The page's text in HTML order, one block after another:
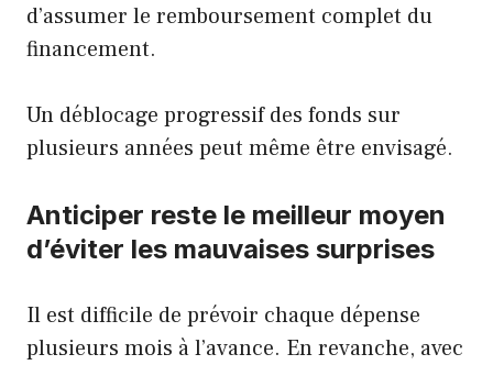
d’assumer le remboursement complet du
financement.
Un déblocage progressif des fonds sur
plusieurs années peut même être envisagé.
Anticiper reste le meilleur moyen
d’éviter les mauvaises surprises
Il est difficile de prévoir chaque dépense
plusieurs mois à l’avance. En revanche, avec